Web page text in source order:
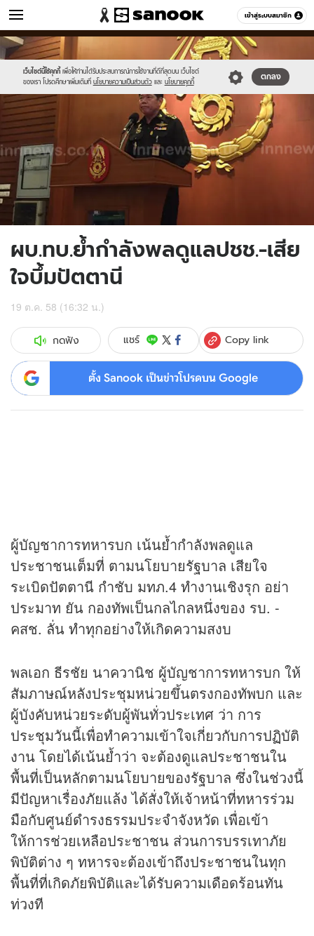
เข้าสู่ระบบสมาชิก
ข่าว หมวดอื่นๆ
เว็บไซต์นี้ใช้คุกกี้ เพื่อให้ท่านได้รับประสบการณ์การใช้งานที่ดีที่สุดบน เว็บไซต์
ของเรา โปรดศึกษาเพิ่มเติมที่ นโยบายความเป็นส่วนตัว และ นโยบายคุกกี้
ตกลง
Sanook
//s.isanook.com/sr/0/images/logo-
new-
sanook.png
600
60
//s.isanook.com/ns/0/ud/377/1885070/653403-
01.jpg
ผบ.ทบ.ย้ำกำลังพลดูแลปชช.-เสีย
ใจบึ้มปัตตานี
19 ต.ค. 58 (16:32 น.)
กดฟัง แชร์ Copy link
ตั้ง Sanook เป็นข่าวโปรดบน Google
ผู้บัญชาการทหารบก เน้นย้ำกำลังพลดูแล
ประชาชนเต็มที่ ตามนโยบายรัฐบาล เสียใจ
ระเบิดปัตตานี กำชับ มทภ.4 ทำงานเชิงรุก อย่า
ประมาท ยัน กองทัพเป็นกลไกลหนึ่งของ รบ. -
คสช. ลั่น ทำทุกอย่างให้เกิดความสงบ
พลเอก ธีรชัย นาควานิช ผู้บัญชาการทหารบก ให้
สัมภาษณ์หลังประชุมหน่วยขึ้นตรงกองทัพบก และ
ผู้บังคับหน่วยระดับผู้พันทั่วประเทศ ว่า การ
ประชุมวันนี้เพื่อทำความเข้าใจเกี่ยวกับการปฏิบัติ
งาน โดยได้เน้นย้ำว่า จะต้องดูแลประชาชนใน
พื้นที่เป็นหลักตามนโยบายของรัฐบาล ซึ่งในช่วงนี้
มีปัญหาเรื่องภัยแล้ง ได้สั่งให้เจ้าหน้าที่ทหารร่วม
มือกับศูนย์ดำรงธรรมประจำจังหวัด เพื่อเข้า
ให้การช่วยเหลือประชาชน ส่วนการบรรเทาภัย
พิบัติต่าง ๆ ทหารจะต้องเข้าถึงประชาชนในทุก
พื้นที่ที่เกิดภัยพิบัติและได้รับความเดือดร้อนทัน
ท่วงที